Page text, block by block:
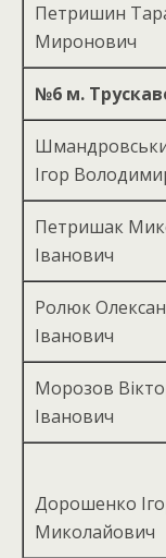
Петришин
Миронович
№6 м.
Ігор
Петришак
Іванович
Ролюк
Іванович
Морозов
Іванович
Дорошенко
Миколайович